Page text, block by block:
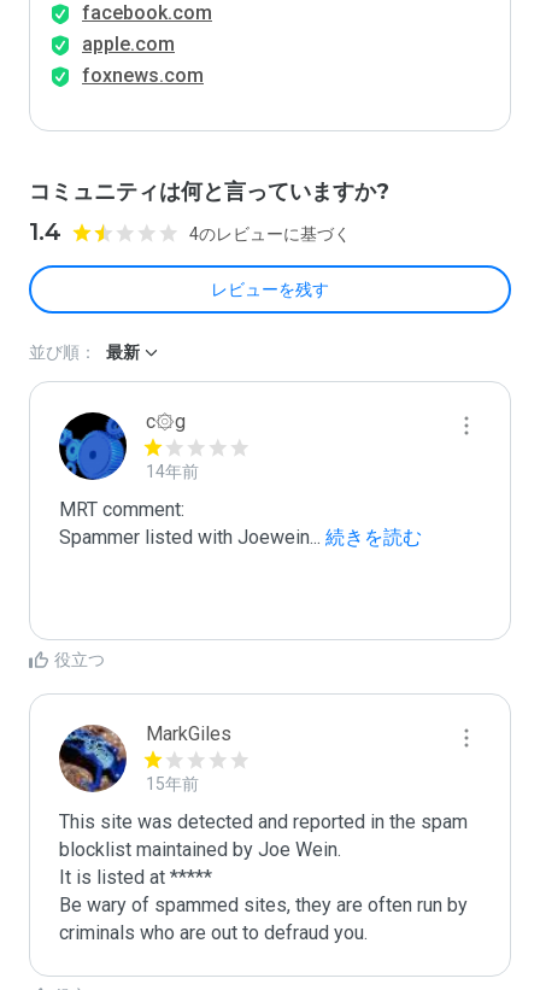
facebook.com
apple.com
foxnews.com
コミュニティは何と言っていますか?
1.4 4のレビューに基づく
レビューを残す
並び順： 最新
c۞g
14年前
MRT comment:
Spammer listed with Joewein ... 続きを読む
役立つ
MarkGiles
15年前
This site was detected and reported in the spam
blocklist maintained by Joe Wein.
It is listed at *****
Be wary of spammed sites, they are often run by
criminals who are out to defraud you.